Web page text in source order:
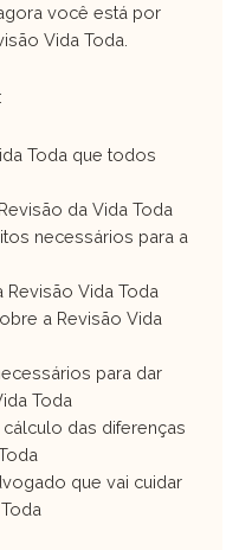
você está por
Vida Toda.
Toda que todos
da Vida Toda
necessários para a
Revisão Vida Toda
a Revisão Vida
para dar
Toda
das diferenças
que vai cuidar